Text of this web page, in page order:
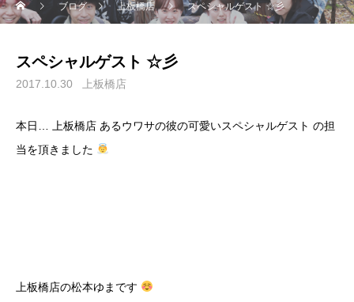
ブログ 上板橋店 スペシャルゲスト ☆彡
スペシャルゲスト ☆彡
2017.10.30 上板橋店
本日… 上板橋店 あるウワサの彼の可愛いスペシャルゲスト の担
当を頂きました
上板橋店の松本ゆまです